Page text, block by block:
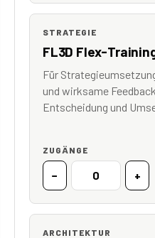
STRATEGIE
FL3D Flex-
Für
und wirksame
Entscheidung und
ZUGÄNGE
− +
ARCHITEKTUR